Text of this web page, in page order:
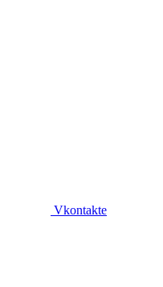
Vkontakte